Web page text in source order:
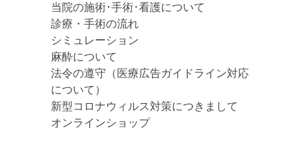
軟骨採取時に鼻粘膜に傷が残ること
鼻中隔穿孔のリスクがあります。術
後に指やモノを指しいれないように
してください。
当院の施術･手術･看護について
診療・手術の流れ
シミュレーション
麻酔について
法令の遵守（医療広告ガイドライン対応
について）
新型コロナウィルス対策につきまして
オンラインショップ